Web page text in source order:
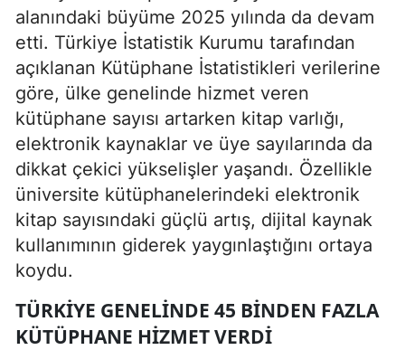
alanındaki büyüme 2025 yılında da devam
etti. Türkiye İstatistik Kurumu tarafından
açıklanan Kütüphane İstatistikleri verilerine
göre, ülke genelinde hizmet veren
kütüphane sayısı artarken kitap varlığı,
elektronik kaynaklar ve üye sayılarında da
dikkat çekici yükselişler yaşandı. Özellikle
üniversite kütüphanelerindeki elektronik
kitap sayısındaki güçlü artış, dijital kaynak
kullanımının giderek yaygınlaştığını ortaya
koydu.
TÜRKIYE GENELINDE 45 BINDEN FAZLA
KÜTÜPHANE HIZMET VERDI